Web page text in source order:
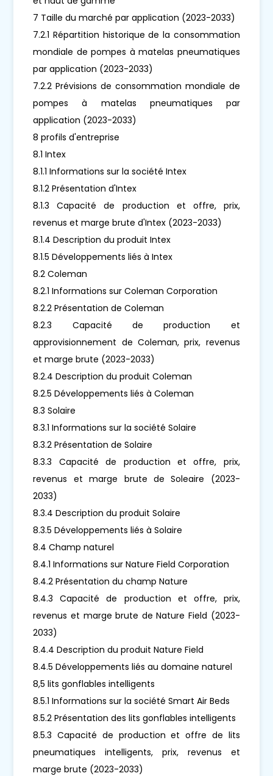
7 Taille du marché par application (2023-2033)
7.2.1 Répartition historique de la consommation
mondiale de pompes à matelas pneumatiques
par application (2023-2033)
7.2.2 Prévisions de consommation mondiale de
pompes à matelas pneumatiques par
application (2023-2033)
8 profils d'entreprise
8.1 Intex
8.1.1 Informations sur la société Intex
8.1.2 Présentation d'Intex
8.1.3 Capacité de production et offre, prix,
revenus et marge brute d'Intex (2023-2033)
8.1.4 Description du produit Intex
8.1.5 Développements liés à Intex
8.2 Coleman
8.2.1 Informations sur Coleman Corporation
8.2.2 Présentation de Coleman
8.2.3 Capacité de production et
approvisionnement de Coleman, prix, revenus
et marge brute (2023-2033)
8.2.4 Description du produit Coleman
8.2.5 Développements liés à Coleman
8.3 Solaire
8.3.1 Informations sur la société Solaire
8.3.2 Présentation de Solaire
8.3.3 Capacité de production et offre, prix,
revenus et marge brute de Soleaire (2023-
2033)
8.3.4 Description du produit Solaire
8.3.5 Développements liés à Solaire
8.4 Champ naturel
8.4.1 Informations sur Nature Field Corporation
8.4.2 Présentation du champ Nature
8.4.3 Capacité de production et offre, prix,
revenus et marge brute de Nature Field (2023-
2033)
8.4.4 Description du produit Nature Field
8.4.5 Développements liés au domaine naturel
8,5 lits gonflables intelligents
8.5.1 Informations sur la société Smart Air Beds
8.5.2 Présentation des lits gonflables intelligents
8.5.3 Capacité de production et offre de lits
pneumatiques intelligents, prix, revenus et
marge brute (2023-2033)